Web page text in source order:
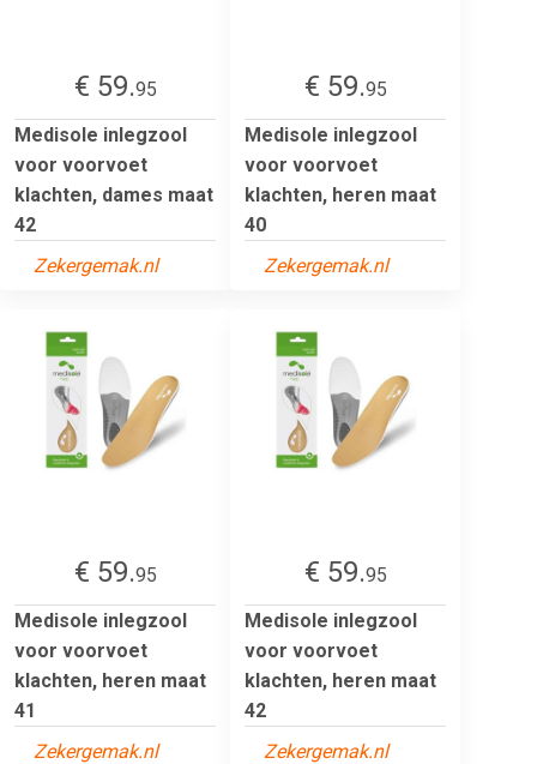
€ 59.95
Medisole inlegzool
voor voorvoet
klachten, dames maat
42
Zekergemak.nl
€ 59.95
Medisole inlegzool
voor voorvoet
klachten, heren maat
40
Zekergemak.nl
€ 59.95
Medisole inlegzool
voor voorvoet
klachten, heren maat
41
Zekergemak.nl
€ 59.95
Medisole inlegzool
voor voorvoet
klachten, heren maat
42
Zekergemak.nl